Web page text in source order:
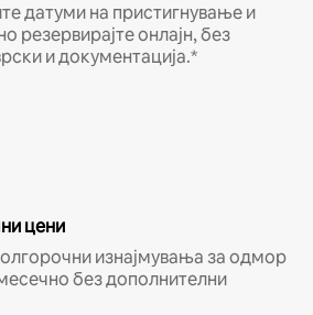
датуми на пристигнување и
резервирајте онлајн, без
и документација.*
цени
изнајмувања за одмор
без дополнителни